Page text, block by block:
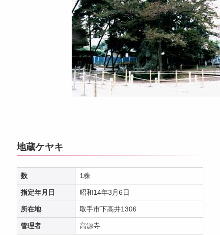
地蔵ケヤキ
数 1株
指定年月日 昭和14年3月6日
所在地 取手市下高井1306
管理者 高源寺